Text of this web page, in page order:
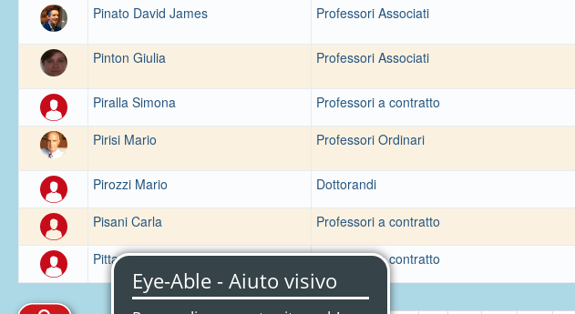
Pinato David James Professori Associati
Pinton Giulia
Professori Associati
Piralla Simona
Professori a contratto
Pirisi Mario Professori Ordinari
Pirozzi Mario
Dottorandi
Pisani Carla Professori a contratto
Pittau Sergio Professori a contratto